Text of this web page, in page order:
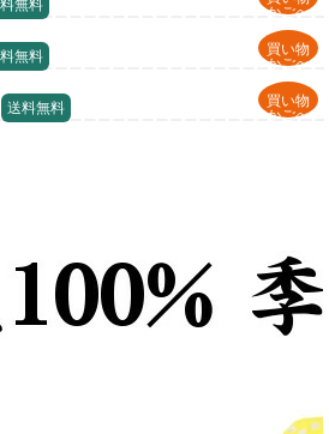
かごへ
無料
買い物
かごへ
無料
買い物
かごへ
送料無料